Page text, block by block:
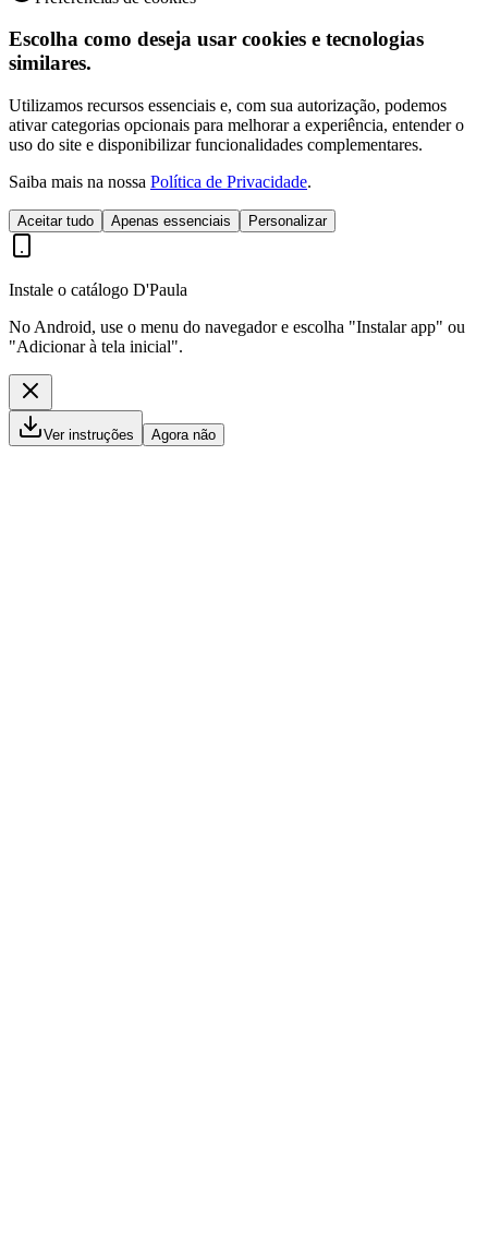
Escolha como deseja usar cookies e tecnologias
similares.
Utilizamos recursos essenciais e, com sua autorização, podemos
ativar categorias opcionais para melhorar a experiência, entender o
uso do site e disponibilizar funcionalidades complementares.
Saiba mais na nossa Política de Privacidade.
Aceitar tudo Apenas essenciais Personalizar
Instale o catálogo D'Paula
No Android, use o menu do navegador e escolha "Instalar app" ou
"Adicionar à tela inicial".
Ver instruções Agora não